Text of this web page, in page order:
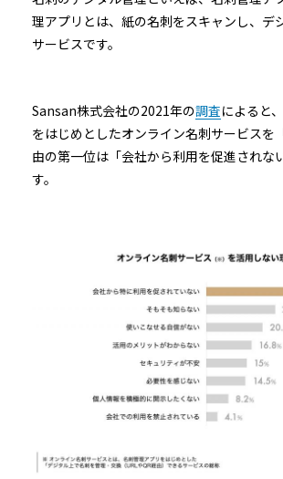
理アプリとは、紙の名刺をスキャンし、デ
サービスです。
Sansan株式会社の2021年の調査によると
をはじめとしたオンライン名刺サービスを
由の第一位は「会社から利用を促進されな
す。